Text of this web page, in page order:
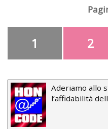
1 2
Aderiamo allo
l’affidabilità